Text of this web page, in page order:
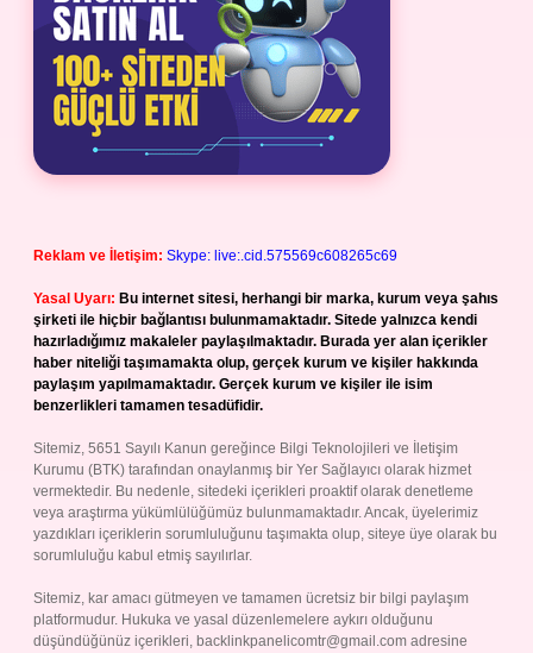
Reklam ve İletişim: Skype: live:.cid.575569c608265c69
Yasal Uyarı: Bu internet sitesi, herhangi bir marka, kurum veya şahıs
şirketi ile hiçbir bağlantısı bulunmamaktadır. Sitede yalnızca kendi
hazırladığımız makaleler paylaşılmaktadır. Burada yer alan içerikler
haber niteliği taşımamakta olup, gerçek kurum ve kişiler hakkında
paylaşım yapılmamaktadır. Gerçek kurum ve kişiler ile isim
benzerlikleri tamamen tesadüfidir.
Sitemiz, 5651 Sayılı Kanun gereğince Bilgi Teknolojileri ve İletişim
Kurumu (BTK) tarafından onaylanmış bir Yer Sağlayıcı olarak hizmet
vermektedir. Bu nedenle, sitedeki içerikleri proaktif olarak denetleme
veya araştırma yükümlülüğümüz bulunmamaktadır. Ancak, üyelerimiz
yazdıkları içeriklerin sorumluluğunu taşımakta olup, siteye üye olarak bu
sorumluluğu kabul etmiş sayılırlar.
Sitemiz, kar amacı gütmeyen ve tamamen ücretsiz bir bilgi paylaşım
platformudur. Hukuka ve yasal düzenlemelere aykırı olduğunu
düşündüğünüz içerikleri, backlinkpanelicomtr@gmail.com adresine